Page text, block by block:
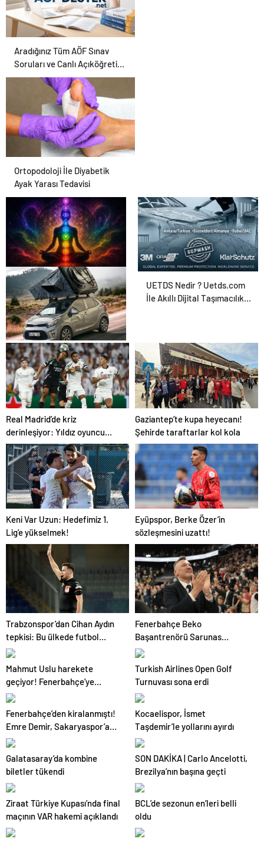
Aradığınız Tüm AÖF Sınav
Soruları ve Canlı Açıköğretim
Forumu Burada
Ortopodoloji İle Diyabetik
Ayak Yarası Tedavisi
Zihnin Gizemli Sınırları ve
Ötesi : Nasılnedir.com
UETDS Nedir ? Uetds.com
İle Akıllı Dijital Taşımacılık
Serjoy : Dijital Medya
Ajansı, Google Reklam
Ajansı, SEO Ajansı ve Web
Tasarım Ajansı
Real Madrid’de kriz
derinleşiyor: Yıldız oyuncu
takıma dönmek istemiyor
Gaziantep’te kupa heyecanı!
Şehirde taraftarlar kol kola
Keni Var Uzun: Hedefimiz 1.
Lig’e yükselmek!
Eyüpspor, Berke Özer’in
sözleşmesini uzattı!
Trabzonspor’dan Cihan Aydın
tepkisi: Bu ülkede futbol
sahada oynanmıyor
Fenerbahçe Beko
Başantrenörü Sarunas
Jasikevicius’dan, Kendrick
Mahmut Uslu harekete
geçiyor! Fenerbahçe’ye
başkan adayı…
Turkish Airlines Open Golf
Turnuvası sona erdi
Fenerbahçe’den kiralanmıştı!
Emre Demir, Sakaryaspor’a
veda etti
Kocaelispor, İsmet
Taşdemir’le yollarını ayırdı
Galatasaray’da kombine
biletler tükendi
SON DAKİKA | Carlo Ancelotti,
Brezilya’nın başına geçti
Ziraat Türkiye Kupası’nda final
maçının VAR hakemi açıklandı
BCL’de sezonun en’leri belli
oldu